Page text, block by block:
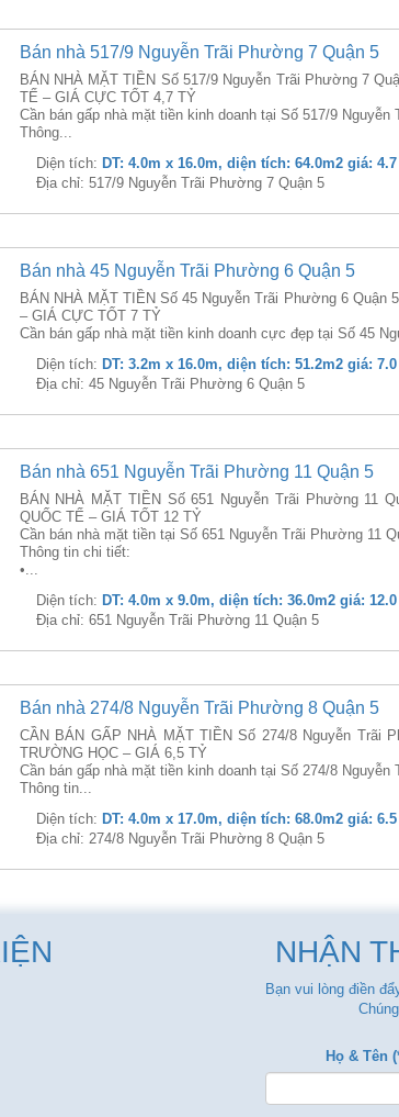
Bán nhà 517/9 Nguyễn Trãi Phường 7 Quận 5
BÁN NHÀ MẶT TIỀN Số 517/9 Nguyễn Trãi Phường 7
TẾ – GIÁ CỰC TỐT 4,7 TỶ
Cần bán gấp nhà mặt tiền kinh doanh tại Số 517/9
Thông...
Diện tích: DT: 4.0m x 16.0m, diện tích: 64.0m2 giá:
Địa chỉ: 517/9 Nguyễn Trãi Phường 7 Quận 5
Bán nhà 45 Nguyễn Trãi Phường 6 Quận 5
BÁN NHÀ MẶT TIỀN Số 45 Nguyễn Trãi Phường 6 Quận
– GIÁ CỰC TỐT 7 TỶ
Cần bán gấp nhà mặt tiền kinh doanh cực đẹp tại Số 45
Diện tích: DT: 3.2m x 16.0m, diện tích: 51.2m2 giá:
Địa chỉ: 45 Nguyễn Trãi Phường 6 Quận 5
Bán nhà 651 Nguyễn Trãi Phường 11 Quận 5
BÁN NHÀ MẶT TIỀN Số 651 Nguyễn Trãi Phường 11
QUỐC TẾ – GIÁ TỐT 12 TỶ
Cần bán nhà mặt tiền tại Số 651 Nguyễn Trãi Phường 11
Thông tin chi tiết:
•...
Diện tích: DT: 4.0m x 9.0m, diện tích: 36.0m2 giá:
Địa chỉ: 651 Nguyễn Trãi Phường 11 Quận 5
Bán nhà 274/8 Nguyễn Trãi Phường 8 Quận 5
CẦN BÁN GẤP NHÀ MẶT TIỀN Số 274/8 Nguyễn Trãi
TRƯỜNG HỌC – GIÁ 6,5 TỶ
Cần bán gấp nhà mặt tiền kinh doanh tại Số 274/8
Thông tin...
Diện tích: DT: 4.0m x 17.0m, diện tích: 68.0m2 giá:
Địa chỉ: 274/8 Nguyễn Trãi Phường 8 Quận 5
NHẬN
Bạn vui lòng điền
Họ & Tên